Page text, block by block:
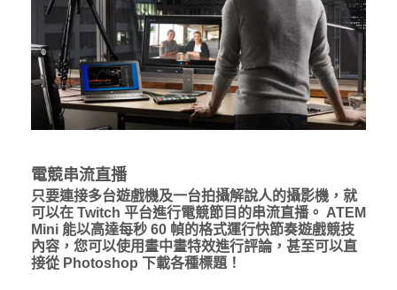
電競串流直播
只要連接多台遊戲機及一台拍攝解說人的攝影機，就
可以在 Twitch 平台進行電競節目的串流直播。 ATEM
Mini 能以高達每秒 60 幀的格式運行快節奏遊戲競技
內容，您可以使用畫中畫特效進行評論，甚至可以直
接從 Photoshop 下載各種標題！